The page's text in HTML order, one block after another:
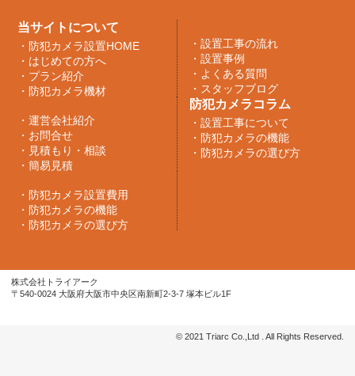
当サイトについて
・ 防犯カメラ設置HOME
・ はじめての方へ
・ プラン紹介
・ 防犯カメラ機材
・ 設置工事の流れ
・ 設置事例
・ よくある質問
・ スタッフブログ
・ 運営会社紹介
・ お問合せ
・ 見積もり・相談
・ 簡易見積
防犯カメラコラム
・ 設置工事について
・ 防犯カメラの機能
・ 防犯カメラの選び方
・ 防犯カメラ設置費用
・ 防犯カメラの機能
・ 防犯カメラの選び方
株式会社トライアーク
〒540-0024 大阪府大阪市中央区南新町2-3-7 塚本ビル1F
© 2021 Triarc Co.,Ltd . All Rights Reserved.